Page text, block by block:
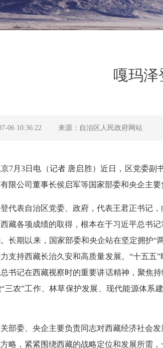
嘎玛泽
06 10:36:22 来源：自治区人民政府网站
7月3日电（记者 唐启胜）近日，区党委
限公司董事长侯启军等国家部委和央企主
代表自治区党委、政府，代表王君正书记
藏各项成绩的取得，根本在于习近平总书
长期以来，国家部委和央企站在坚定拥护“
支持西藏长治久安和高质量发展。“十五
书记在西藏视察时的重要讲话精神，聚焦
三农”工作、林草保护发展、现代能源体系
部委、央企主要负责同志对西藏经济社会
略，紧紧围绕西藏的战略定位和发展所需